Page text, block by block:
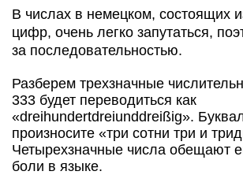
В числах в немецком, состоящих
цифр, очень легко запутаться,
за последовательностью.
Разберем трехзначные
333 будет переводиться как
«dreihundertdreiunddreißig».
произносите «три сотни три и
Четырехзначные числа обещают
боли в языке.